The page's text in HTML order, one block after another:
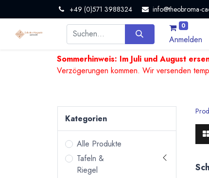
+49 (0)571 3988324 info@theobroma-
0
Anmelden
Sommerhinweis: Im Juli und August
Verzögerungen kommen. Wir versenden
Kategorien
Alle Produkte
Tafeln &
Riegel